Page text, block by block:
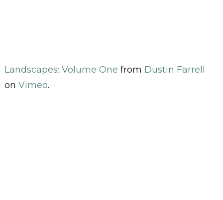
Landscapes: Volume One from Dustin Farrell
on Vimeo.